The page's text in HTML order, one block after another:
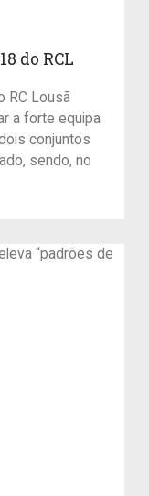
do RCL
RC Lousã
a forte equipa
conjuntos
sendo, no